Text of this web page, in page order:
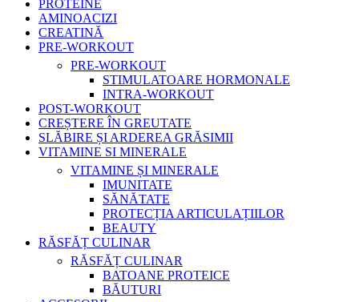
PROTEINE
AMINOACIZI
CREATINĂ
PRE-WORKOUT
PRE-WORKOUT
STIMULATOARE HORMONALE
INTRA-WORKOUT
POST-WORKOUT
CREȘTERE ÎN GREUTATE
SLĂBIRE ȘI ARDEREA GRĂSIMII
VITAMINE SI MINERALE
VITAMINE ȘI MINERALE
IMUNITATE
SĂNĂTATE
PROTECȚIA ARTICULAȚIILOR
BEAUTY
RĂSFĂȚ CULINAR
RĂSFĂȚ CULINAR
BATOANE PROTEICE
BĂUTURI